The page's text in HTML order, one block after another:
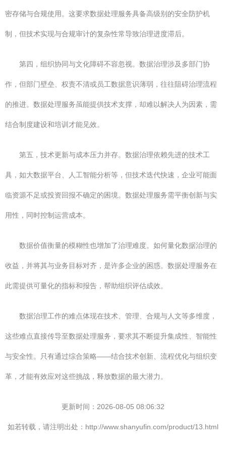
密存储与合规使用。这要求数据处理服务具备高级别的安全防护机
制，但技术实现与合规审计的复杂性常导致治理进度滞后。
第四，组织协同与文化障碍不容忽视。数据治理涉及多部门协
作，但部门壁垒、权责不清或员工数据意识薄弱，往往阻碍治理流程
的推进。数据处理服务虽能提供技术支撑，却难以解决人为因素，需
结合制度建设和培训才能见效。
第五，技术更新与成本压力并存。数据治理依赖先进的技术工
具，如大数据平台、人工智能分析等，但技术迭代快速，企业可能面
临资源不足或投资回报不确定的困境。数据处理服务需平衡创新与实
用性，同时控制运营成本。
数据价值衡量的模糊性也增加了治理难度。如何量化数据治理的
收益，并将其与业务目标对齐，是许多企业的困惑。数据处理服务在
此需提供可量化的指标和报告，帮助组织评估成效。
数据治理工作的难点体现在技术、管理、合规与人文等多维度，
这些难点直接传导至数据处理服务，要求其不断提升集成性、智能性
与安全性。只有通过综合策略——结合技术创新、流程优化与组织变
革，才能有效应对这些挑战，释放数据的最大潜力。
更新时间：2026-08-05 08:06:32
如若转载，请注明出处：http://www.shanyufin.com/product/13.html